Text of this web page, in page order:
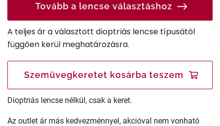
Tovább a lencse választáshoz
A teljes ár a választott dioptriás lencse típusától
függően kerül meghatározásra.
Szemüvegkeretet kosárba teszem
Dioptriás lencse nélkül, csak a keret.
Az outlet ár más kedvezménnyel, akcióval nem vonható